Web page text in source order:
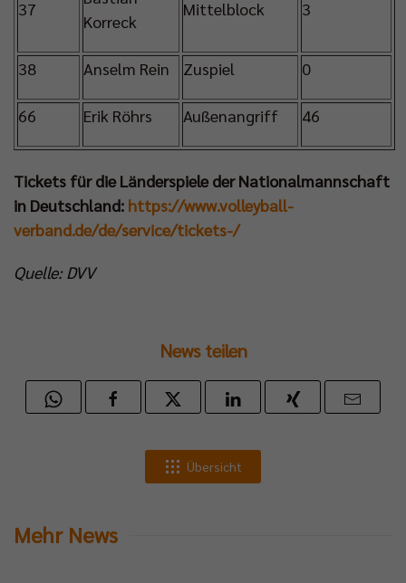
37
Korreck
Mittelblock 3
38 Anselm Rein Zuspiel 0
66 Erik Röhrs Außenangriff 46
Tickets für die Länderspiele der Nationalmannschaft
in Deutschland: https://www.volleyball-
verband.de/de/service/tickets-/
Quelle: DVV
News teilen
Übersicht
Mehr News